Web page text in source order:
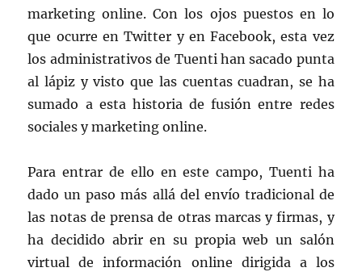
marketing online. Con los ojos puestos en lo
que ocurre en Twitter y en Facebook, esta vez
los administrativos de Tuenti han sacado punta
al lápiz y visto que las cuentas cuadran, se ha
sumado a esta historia de fusión entre redes
sociales y marketing online.
Para entrar de ello en este campo, Tuenti ha
dado un paso más allá del envío tradicional de
las notas de prensa de otras marcas y firmas, y
ha decidido abrir en su propia web un salón
virtual de información online dirigida a los